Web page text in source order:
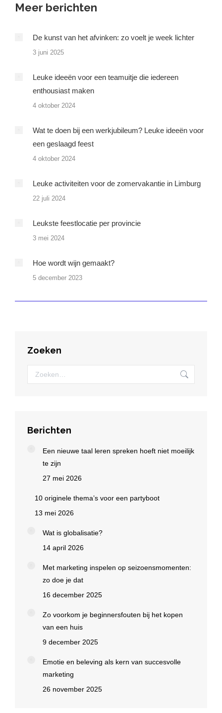
Meer berichten
De kunst van het afvinken: zo voelt je week lichter
3 juni 2025
Leuke ideeën voor een teamuitje die iedereen
enthousiast maken
4 oktober 2024
Wat te doen bij een werkjubileum? Leuke ideeën voor
een geslaagd feest
4 oktober 2024
Leuke activiteiten voor de zomervakantie in Limburg
22 juli 2024
Leukste feestlocatie per provincie
3 mei 2024
Hoe wordt wijn gemaakt?
5 december 2023
Zoeken
Zoeken:
Berichten
Een nieuwe taal leren spreken hoeft niet moeilijk
te zijn
27 mei 2026
10 originele thema’s voor een partyboot
13 mei 2026
Wat is globalisatie?
14 april 2026
Met marketing inspelen op seizoensmomenten:
zo doe je dat
16 december 2025
Zo voorkom je beginnersfouten bij het kopen
van een huis
9 december 2025
Emotie en beleving als kern van succesvolle
marketing
26 november 2025